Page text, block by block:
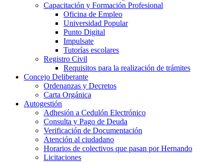
Capacitación y Formación Profesional
Oficina de Empleo
Universidad Popular
Punto Digital
Impulsate
Tutorías escolares
Registro Civil
Requisitos para la realización de trámites
Concejo Deliberante
Ordenanzas y Decretos
Carta Orgánica
Autogestión
Adhesión a Cedulón Electrónico
Consulta y Pago de Deuda
Verificación de Documentación
Atención al ciudadano
Horarios de colectivos que pasan por Hernando
Licitaciones